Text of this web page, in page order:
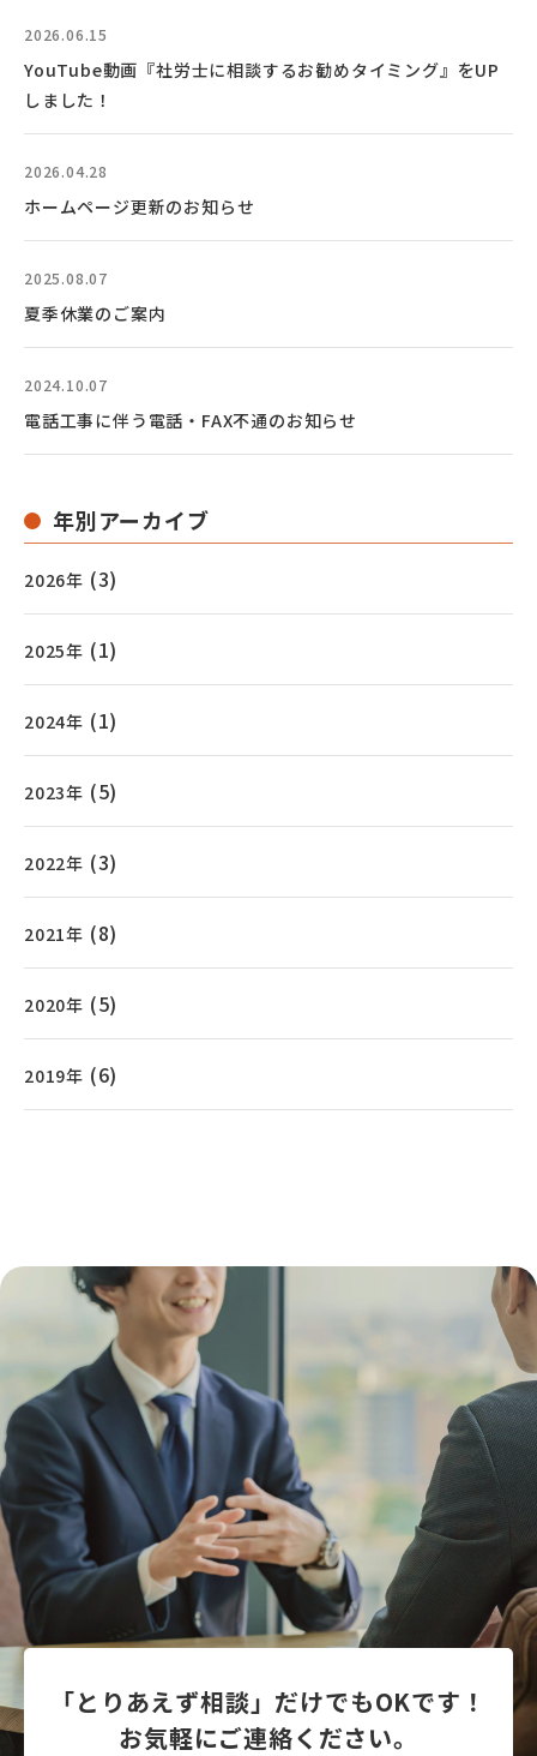
2026.06.15
YouTube動画『社労士に相談するお勧めタイミング』をUP
しました！
2026.04.28
ホームページ更新のお知らせ
2025.08.07
夏季休業のご案内
2024.10.07
電話工事に伴う電話・FAX不通のお知らせ
年別アーカイブ
2026年 (3)
2025年 (1)
2024年 (1)
2023年 (5)
2022年 (3)
2021年 (8)
2020年 (5)
2019年 (6)
「とりあえず相談」だけでもOKです！
お気軽にご連絡ください。